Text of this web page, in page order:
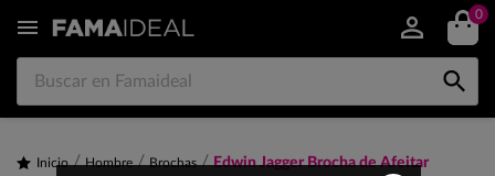
 0

Inicio Hombre Brochas
Edwin Jagger Brocha de Afeitar